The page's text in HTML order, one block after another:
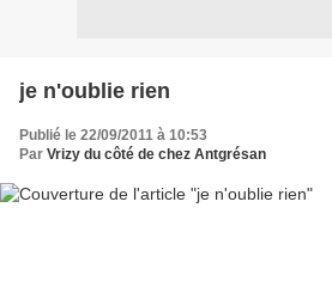
je n'oublie rien
Publié le 22/09/2011 à 10:53
Par Vrizy du côté de chez Antgrésan